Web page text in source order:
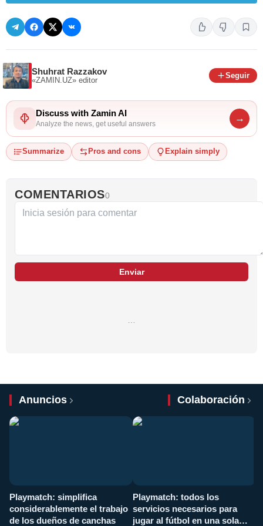
Shuhrat Razzakov
«ZAMIN.UZ» editor
Seguir
Discuss with Zamin AI
Analyze the news, get useful answers
→
Summarize Pros and cons Explain simply
COMENTARIOS0
Enviar
Anuncios Colaboración
Playmatch: simplifica
considerablemente el trabajo
de los dueños de canchas
Playmatch: todos los
servicios necesarios para
jugar al fútbol en una sola